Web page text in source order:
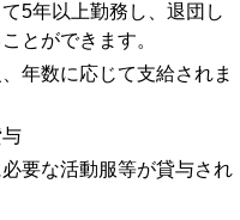
5年以上勤務し、退団し
とができます。
年数に応じて支給されま
与
要な活動服等が貸与され